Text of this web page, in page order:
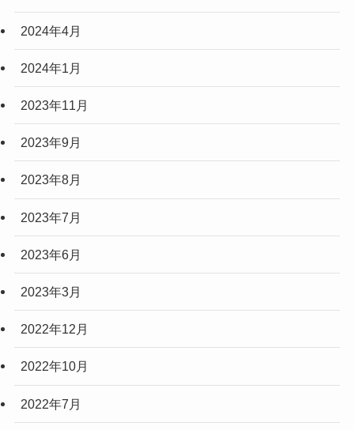
2024年4月
2024年1月
2023年11月
2023年9月
2023年8月
2023年7月
2023年6月
2023年3月
2022年12月
2022年10月
2022年7月